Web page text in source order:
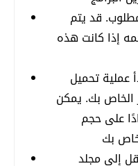
قد يتم
إذا كانت هذه
عملية تحميل
الخاص بك. يمكن
على حجم
إلى مجلد